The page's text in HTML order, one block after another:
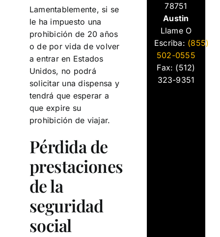
Lamentablemente, si se
le ha impuesto una
prohibición de 20 años
o de por vida de volver
a entrar en Estados
Unidos, no podrá
solicitar una dispensa y
tendrá que esperar a
que expire su
prohibición de viajar.
Pérdida de
prestaciones
de la
seguridad
social
78751
Austin
Llame O
Escriba: (855)
502-0555
Fax: (512)
323-9351